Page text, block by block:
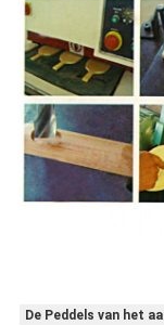
De Peddels van het